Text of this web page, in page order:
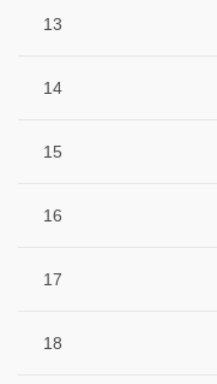
13
14
15
16
17
18